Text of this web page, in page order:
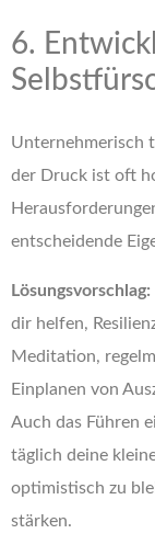
6.
Unternehmerisch
der Druck ist oft
entscheidende
Lösungsvorschlag:
dir helfen,
Meditation,
Einplanen von
Auch das Führen
täglich deine
optimistisch zu
stärken.